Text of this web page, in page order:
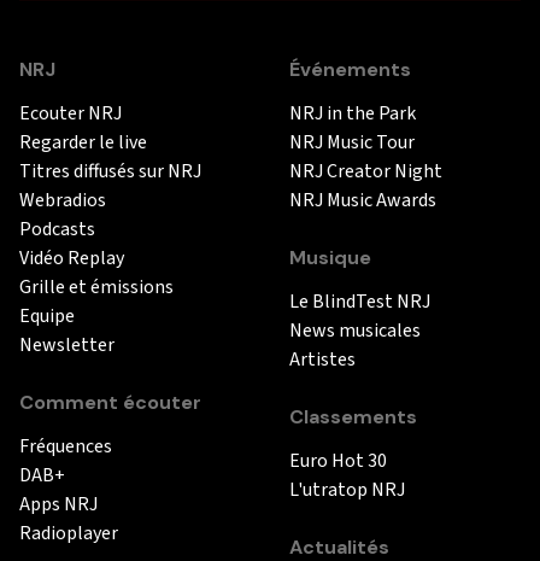
NRJ
Ecouter NRJ
Regarder le live
Titres diffusés sur NRJ
Webradios
Podcasts
Vidéo Replay
Grille et émissions
Equipe
Newsletter
Comment écouter
Fréquences
DAB+
Apps NRJ
Radioplayer
Événements
NRJ in the Park
NRJ Music Tour
NRJ Creator Night
NRJ Music Awards
Musique
Le BlindTest NRJ
News musicales
Artistes
Classements
Euro Hot 30
L'utratop NRJ
Actualités